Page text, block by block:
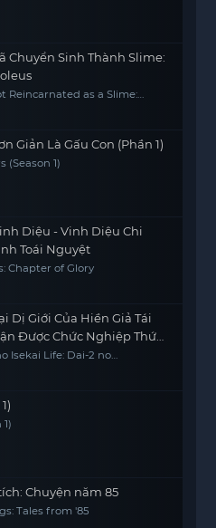
Chuyển Sinh Thành Slime:
Reincarnated as a Slime:
Giản Là Gấu Con (Phần 1)
(Season 1)
Diệu - Vinh Diệu Chi
Toái Nguyệt
Chapter of Glory
Dị Giới Của Hiền Giả Tái
Được Chức Nghiệp Thứ
Thành Người Mạnh Nhất
Isekai Life: Dai-2 no
Chuyện năm 85
Tales from '85